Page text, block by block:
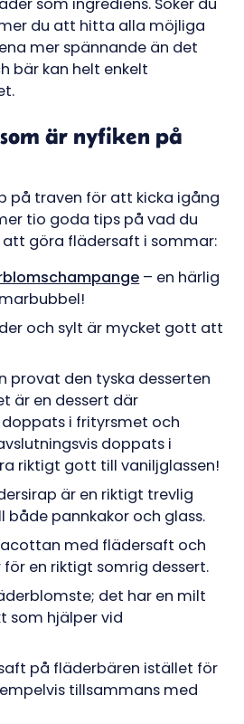
som ingrediens. Söker du
du att hitta alla möjliga
mer spännande än det
bär kan helt enkelt
är nyfiken på
på traven för att kicka igång
tio goda tips på vad du
göra flädersaft i sommar:
– en härlig
och sylt är mycket gott att
provat den tyska desserten
är en dessert där
i frityrsmet och
doppats i
riktigt gott till vaniljglassen!
är en riktigt trevlig
både pannkakor och glass.
med flädersaft och
en riktigt somrig dessert.
det har en milt
som hjälper vid
på fläderbären istället för
tillsammans med